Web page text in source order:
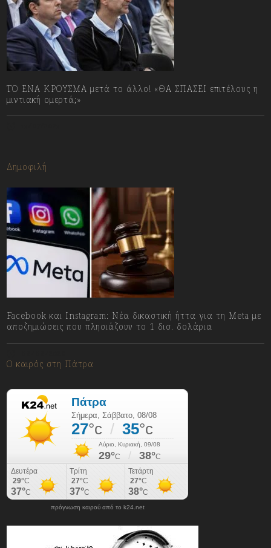
ΤΟ ΕΝΑ ΚΡΟΥΣΜΑ μετά το άλλο! «ΘΑ ΣΠΑΣΕΙ επιτέλους η
μιντιακή ομερτά;»
Δημοφιλή
Facebook και Instagram: Νέα δικαστική ήττα για τη Meta με
αποζημιώσεις που πλησιάζουν το 1 δισ. δολάρια
Ο καιρός στη Πάτρα
πρόγνωση καιρού από το k24.net